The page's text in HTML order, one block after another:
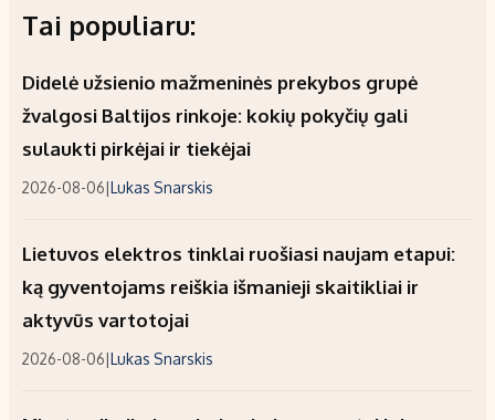
Tai populiaru:
Didelė užsienio mažmeninės prekybos grupė
žvalgosi Baltijos rinkoje: kokių pokyčių gali
sulaukti pirkėjai ir tiekėjai
2026-08-06|Lukas Snarskis
Lietuvos elektros tinklai ruošiasi naujam etapui:
ką gyventojams reiškia išmanieji skaitikliai ir
aktyvūs vartotojai
2026-08-06|Lukas Snarskis